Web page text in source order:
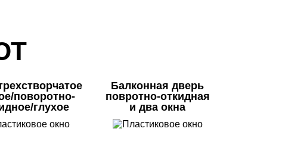
поворотно-
глухое
Балконная дверь
повротно-откидная
и два окна